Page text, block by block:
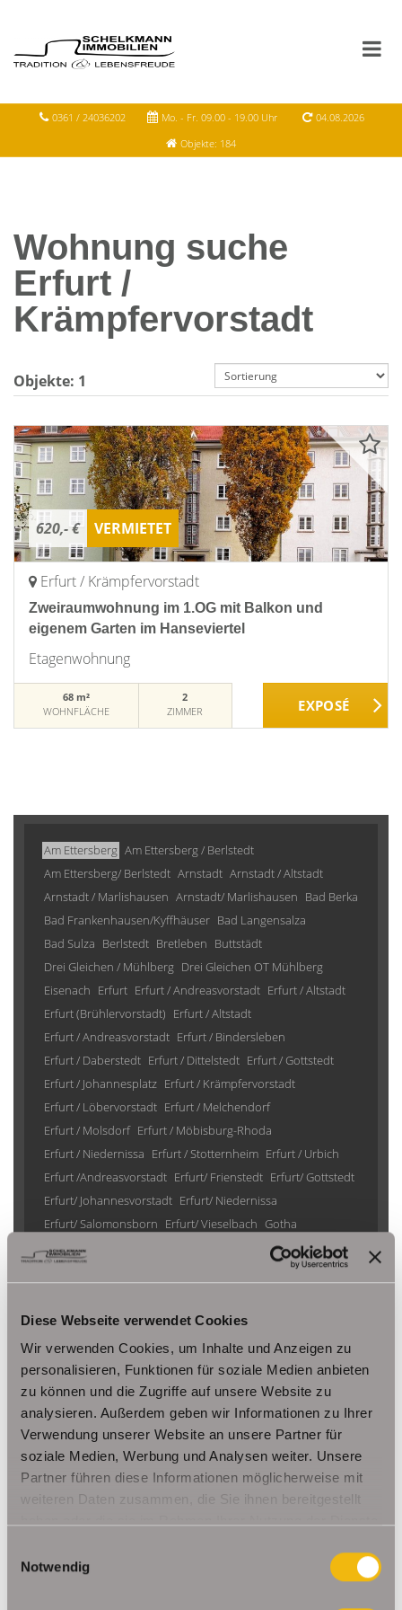
Diese Webseite verwendet Cookies
Wir verwenden Cookies, um Inhalte und Anzeigen zu
personalisieren, Funktionen für soziale Medien anbieten
zu können und die Zugriffe auf unsere Website zu
analysieren. Außerdem geben wir Informationen zu Ihrer
Verwendung unserer Website an unsere Partner für
soziale Medien, Werbung und Analysen weiter. Unsere
Partner führen diese Informationen möglicherweise mit
weiteren Daten zusammen, die Sie ihnen bereitgestellt
Notwendig
0361 / 24036202 Mo. - Fr. 09.00 - 19.00 Uhr
04.08.2026
Objekte: 184
Wohnung suche
Erfurt /
Krämpfervorstadt
Objekte: 1
620,- € VERMIETET
Erfurt / Krämpfervorstadt
Zweiraumwohnung im 1.OG mit Balkon und
eigenem Garten im Hanseviertel
Etagenwohnung
68 m²
WOHNFLÄCHE
2
ZIMMER
Am Ettersberg Am Ettersberg / Berlstedt
Am Ettersberg/ Berlstedt Arnstadt Arnstadt / Altstadt
Arnstadt / Marlishausen Arnstadt/ Marlishausen Bad Berka
Bad Frankenhausen/Kyffhäuser Bad Langensalza
Bad Sulza Berlstedt Bretleben Buttstädt
Drei Gleichen / Mühlberg Drei Gleichen OT Mühlberg
Eisenach Erfurt Erfurt / Andreasvorstadt Erfurt / Altstadt
Erfurt (Brühlervorstadt) Erfurt / Altstadt
Erfurt / Andreasvorstadt Erfurt / Bindersleben
Erfurt / Daberstedt Erfurt / Dittelstedt Erfurt / Gottstedt
Erfurt / Johannesplatz Erfurt / Krämpfervorstadt
Erfurt / Löbervorstadt Erfurt / Melchendorf
Erfurt / Molsdorf Erfurt / Möbisburg-Rhoda
Erfurt / Niedernissa Erfurt / Stotternheim Erfurt / Urbich
Erfurt /Andreasvorstadt Erfurt/ Frienstedt Erfurt/ Gottstedt
Erfurt/ Johannesvorstadt Erfurt/ Niedernissa
Erfurt/ Salomonsborn Erfurt/ Vieselbach Gotha
Grammetal
Gräfenhain/ Ohrdruf Haina
Nesse- Apfelstädt / Kornhochheim Nohra
Riethnordhausen
Ruhla
Saalfeld/Saale / Remschütz Steinbach-Hallenberg/ Viernau
Tonna / Gräfentonna Udestedt
Unstrut- Hainich /Großengottern Weimar / Legefeld
Immo Am Ettersberg Haus Am Ettersberg Häuser Am Ettersberg
kaufen Am Ettersberg
Immobilie Am Ettersberg
Immobilien Am
Ettersberg Einfamilienhaus Am Ettersberg Einfamilienhäuser Am